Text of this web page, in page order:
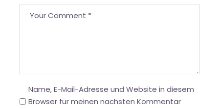
Name, E-Mail-Adresse und Website in diesem
Browser für meinen nächsten Kommentar